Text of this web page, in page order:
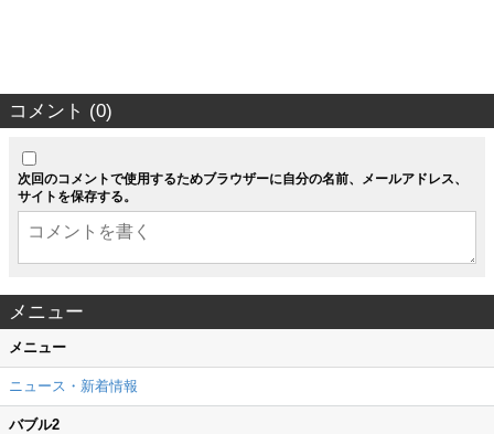
コメント (0)
次回のコメントで使用するためブラウザーに自分の名前、メールアドレス、
サイトを保存する。
メニュー
メニュー
ニュース・新着情報
バブル2